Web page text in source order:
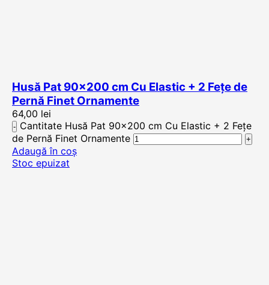
Husă Pat 90×200 cm Cu Elastic + 2 Fețe de
Pernă Finet Ornamente
64,00 lei
Cantitate Husă Pat 90x200 cm Cu Elastic + 2 Fețe
de Pernă Finet Ornamente
Adaugă în coș
Stoc epuizat